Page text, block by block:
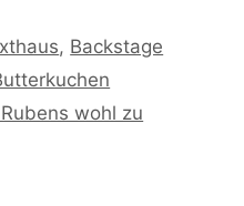
, Backstage
wohl zu